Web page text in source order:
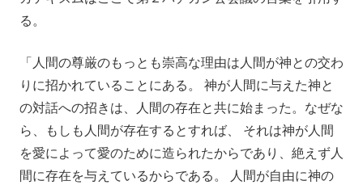
る。
「人間の尊厳のもっとも崇高な理由は人間が神との交わ
りに招かれていることにある。 神が人間に与えた神と
の対話への招きは、人間の存在と共に始まった。なぜな
ら、もしも人間が存在するとすれば、 それは神が人間
を愛によって愛のために造られたからであり、絶えず人
間に存在を与えているからである。 人間が自由に神の